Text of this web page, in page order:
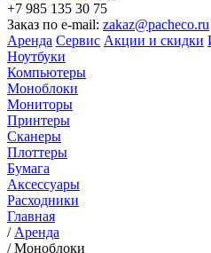
+7 985 135 30 75
Заказ по e-mail: zakaz@pacheco.ru
Аренда Сервис Акции и скидки
Ноутбуки
Компьютеры
Моноблоки
Мониторы
Принтеры
Сканеры
Плоттеры
Бумага
Аксессуары
Расходники
Главная
/ Аренда
/Моноблоки